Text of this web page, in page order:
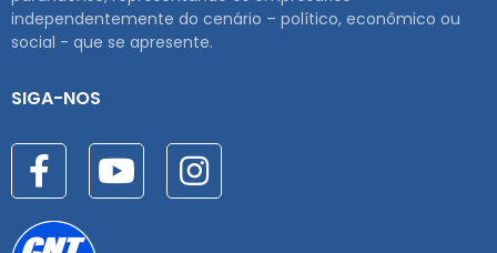
independentemente do cenário – político, econômico ou
social - que se apresente.
SIGA-NOS